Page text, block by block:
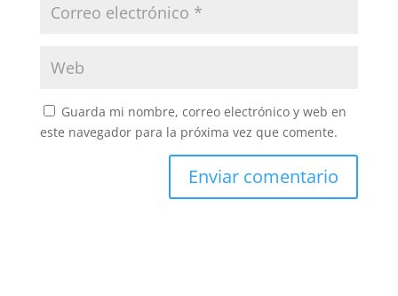
Guarda mi nombre, correo electrónico y web en
este navegador para la próxima vez que comente.